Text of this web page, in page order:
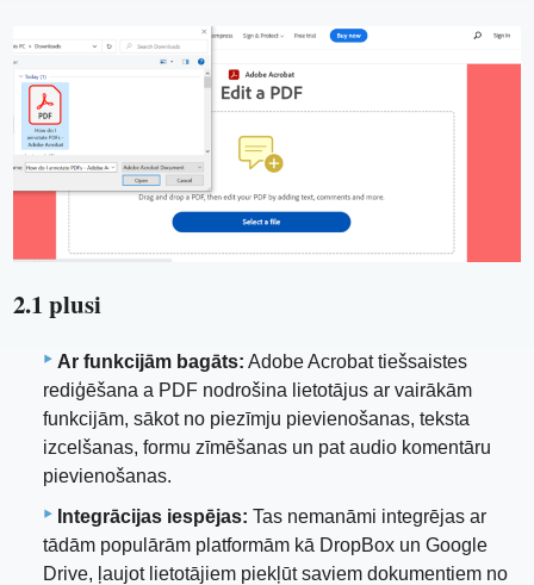
2.1 plusi
Ar funkcijām bagāts: Adobe Acrobat tiešsaistes
rediģēšana a PDF nodrošina lietotājus ar vairākām
funkcijām, sākot no piezīmju pievienošanas, teksta
izcelšanas, formu zīmēšanas un pat audio komentāru
pievienošanas.
Integrācijas iespējas: Tas nemanāmi integrējas ar
tādām populārām platformām kā DropBox un Google
Drive, ļaujot lietotājiem piekļūt saviem dokumentiem no